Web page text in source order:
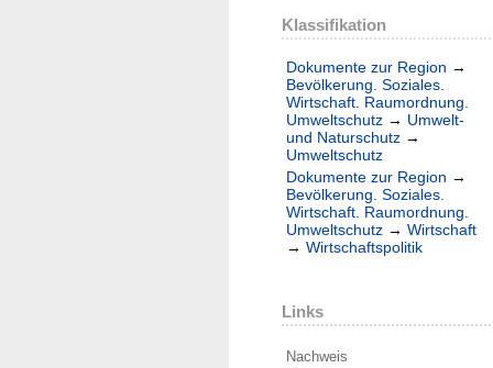
Klassifikation
Dokumente zur Region →
Bevölkerung. Soziales.
Wirtschaft. Raumordnung.
Umweltschutz → Umwelt-
und Naturschutz →
Umweltschutz
Dokumente zur Region →
Bevölkerung. Soziales.
Wirtschaft. Raumordnung.
Umweltschutz → Wirtschaft
→ Wirtschaftspolitik
Links
Nachweis